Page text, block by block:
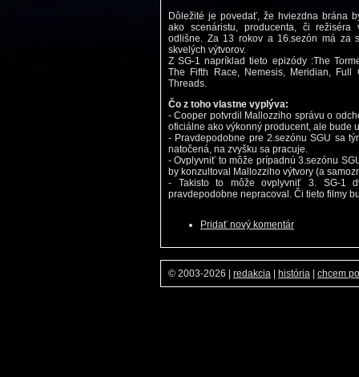
Dôležité je povedať, že hviezdna brána
ako scenáristu, producenta, či režiséra
odlišne. Za 13 rokov a 16.sezón má za
skvelých výtvorov.
Z SG-1 napríklad tieto epizódy :The
The Fifth Race, Nemesis, Meridian, Full
Threads.
Čo z toho vlastne vyplýva:
- Cooper potvrdil Mallozziho správu o
oficiálne ako výkonný producent, ale bude
- Pravdepodobne pre 2.sezónu SGU sa
natočená, na zvyšku sa pracuje.
- Ovplyvniť to môže prípadnú 3.sezónu
by konzultoval Mallozziho výtvory (a
- Takisto to môže ovplyvniť 3. SG-1
pravdepodobne nepracoval. Či tieto filmy
Pridať nový komentár
© 2003-2026 redakcia história chcem